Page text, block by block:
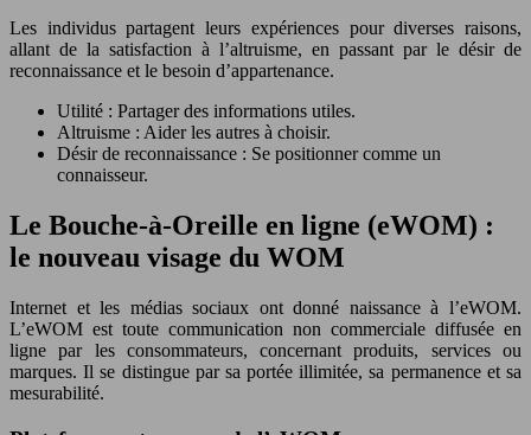
Les individus partagent leurs expériences pour diverses raisons,
allant de la satisfaction à l’altruisme, en passant par le désir de
reconnaissance et le besoin d’appartenance.
Utilité : Partager des informations utiles.
Altruisme : Aider les autres à choisir.
Désir de reconnaissance : Se positionner comme un
connaisseur.
Le Bouche-à-Oreille en ligne (eWOM) :
le nouveau visage du WOM
Internet et les médias sociaux ont donné naissance à l’eWOM.
L’eWOM est toute communication non commerciale diffusée en
ligne par les consommateurs, concernant produits, services ou
marques. Il se distingue par sa portée illimitée, sa permanence et sa
mesurabilité.